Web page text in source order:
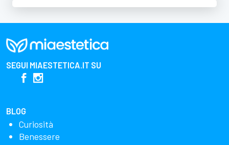
SEGUI MIAESTETICA.IT SU
BLOG
Curiosità
Benessere